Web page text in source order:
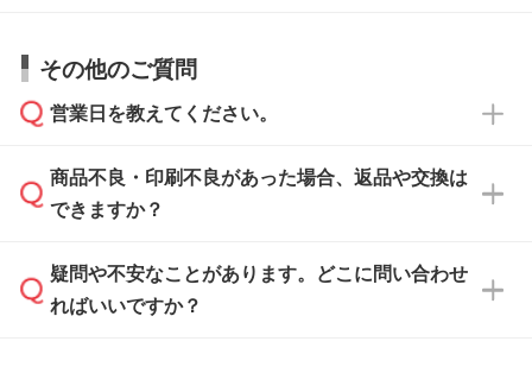
い合わせください。
なお、印刷用データの作り方に関する詳細は、
から添付してお送りください。
しい
解像度の低い画像や、手書きのイラスト、写真
などを、印刷に適したベクターデータに変換し
・フルカラーデータを1色に変換してほしい
お見積・ご注文・
相談いただきますと、担当スタッフがお客様の
ご希望や商品の本体色を確認し、印刷色をご提
本体色がブラック、ネイビーなど濃色の場合は
白色か淡い色の印刷色をおすすめしておりま
本体色がナチュラルなど淡色の場合、印刷をく
っきりと目立たせたいときは濃い印刷色が、柔
らかい雰囲気にしたいときは淡い印刷色が映え
その他のご質問
営業日を教えてください。
営業日は平日の10:00～18:00で、土日祝日はお
休みとなります。注文・見積・お問い合わせ
速やかに対応いたします。
商品不良・印刷不良があった場合、返品や交換は
できますか？
お手数をお掛けいたしますが、至急担当スタッ
フまでご連絡ください。商品の状況を確認し、
疑問や不安なことがあります。どこに問い合わせ
ればいいですか？